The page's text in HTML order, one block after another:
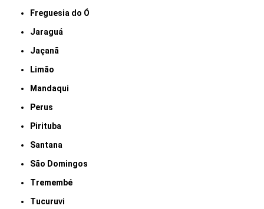
Freguesia do Ó
Jaraguá
Jaçanã
Limão
Mandaqui
Perus
Pirituba
Santana
São Domingos
Tremembé
Tucuruvi